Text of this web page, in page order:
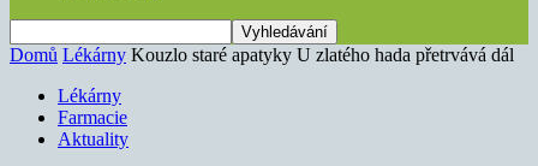
Domů Lékárny Kouzlo staré apatyky U zlatého hada přetrvává dál
Lékárny
Farmacie
Aktuality